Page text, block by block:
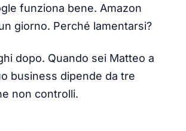
funziona bene. Amazon
giorno. Perché lamentarsi?
dopo. Quando sei Matteo a
business dipende da tre
non controlli.